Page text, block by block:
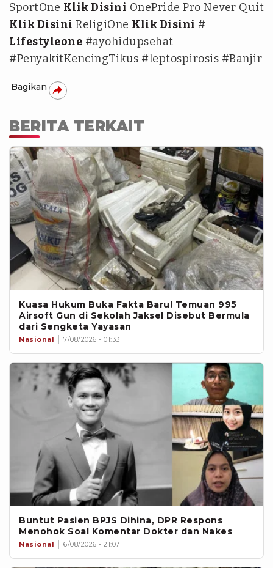
SportOne Klik Disini OnePride Pro Never Quit
Klik Disini ReligiOne Klik Disini #
Lifestyleone #ayohidupsehat
#PenyakitKencingTikus #leptospirosis #Banjir
Bagikan
BERITA TERKAIT
Kuasa Hukum Buka Fakta Baru! Temuan 995
Airsoft Gun di Sekolah Jaksel Disebut Bermula
dari Sengketa Yayasan
Nasional 7/08/2026 - 01:33
Buntut Pasien BPJS Dihina, DPR Respons
Menohok Soal Komentar Dokter dan Nakes
Nasional 6/08/2026 - 21:07